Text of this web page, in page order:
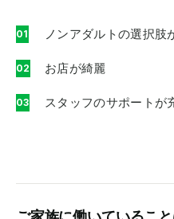
ノンアダルトの選択肢
お店が綺麗
スタッフのサポートが